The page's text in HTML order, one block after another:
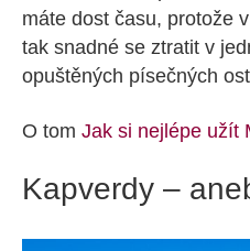
máte dost času, protože
tak snadné se ztratit v
opuštěných písečných
O tom Jak si nejlépe užít
Kapverdy –